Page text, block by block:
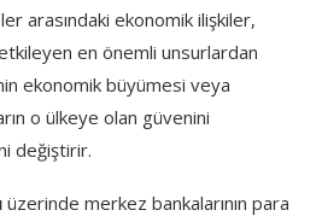
arasındaki ekonomik ilişkiler,
en önemli unsurlardan
ekonomik büyümesi veya
o ülkeye olan güvenini
değiştirir.
üzerinde merkez bankalarının para